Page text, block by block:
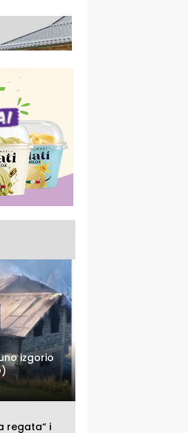
izgorio
regata“ i